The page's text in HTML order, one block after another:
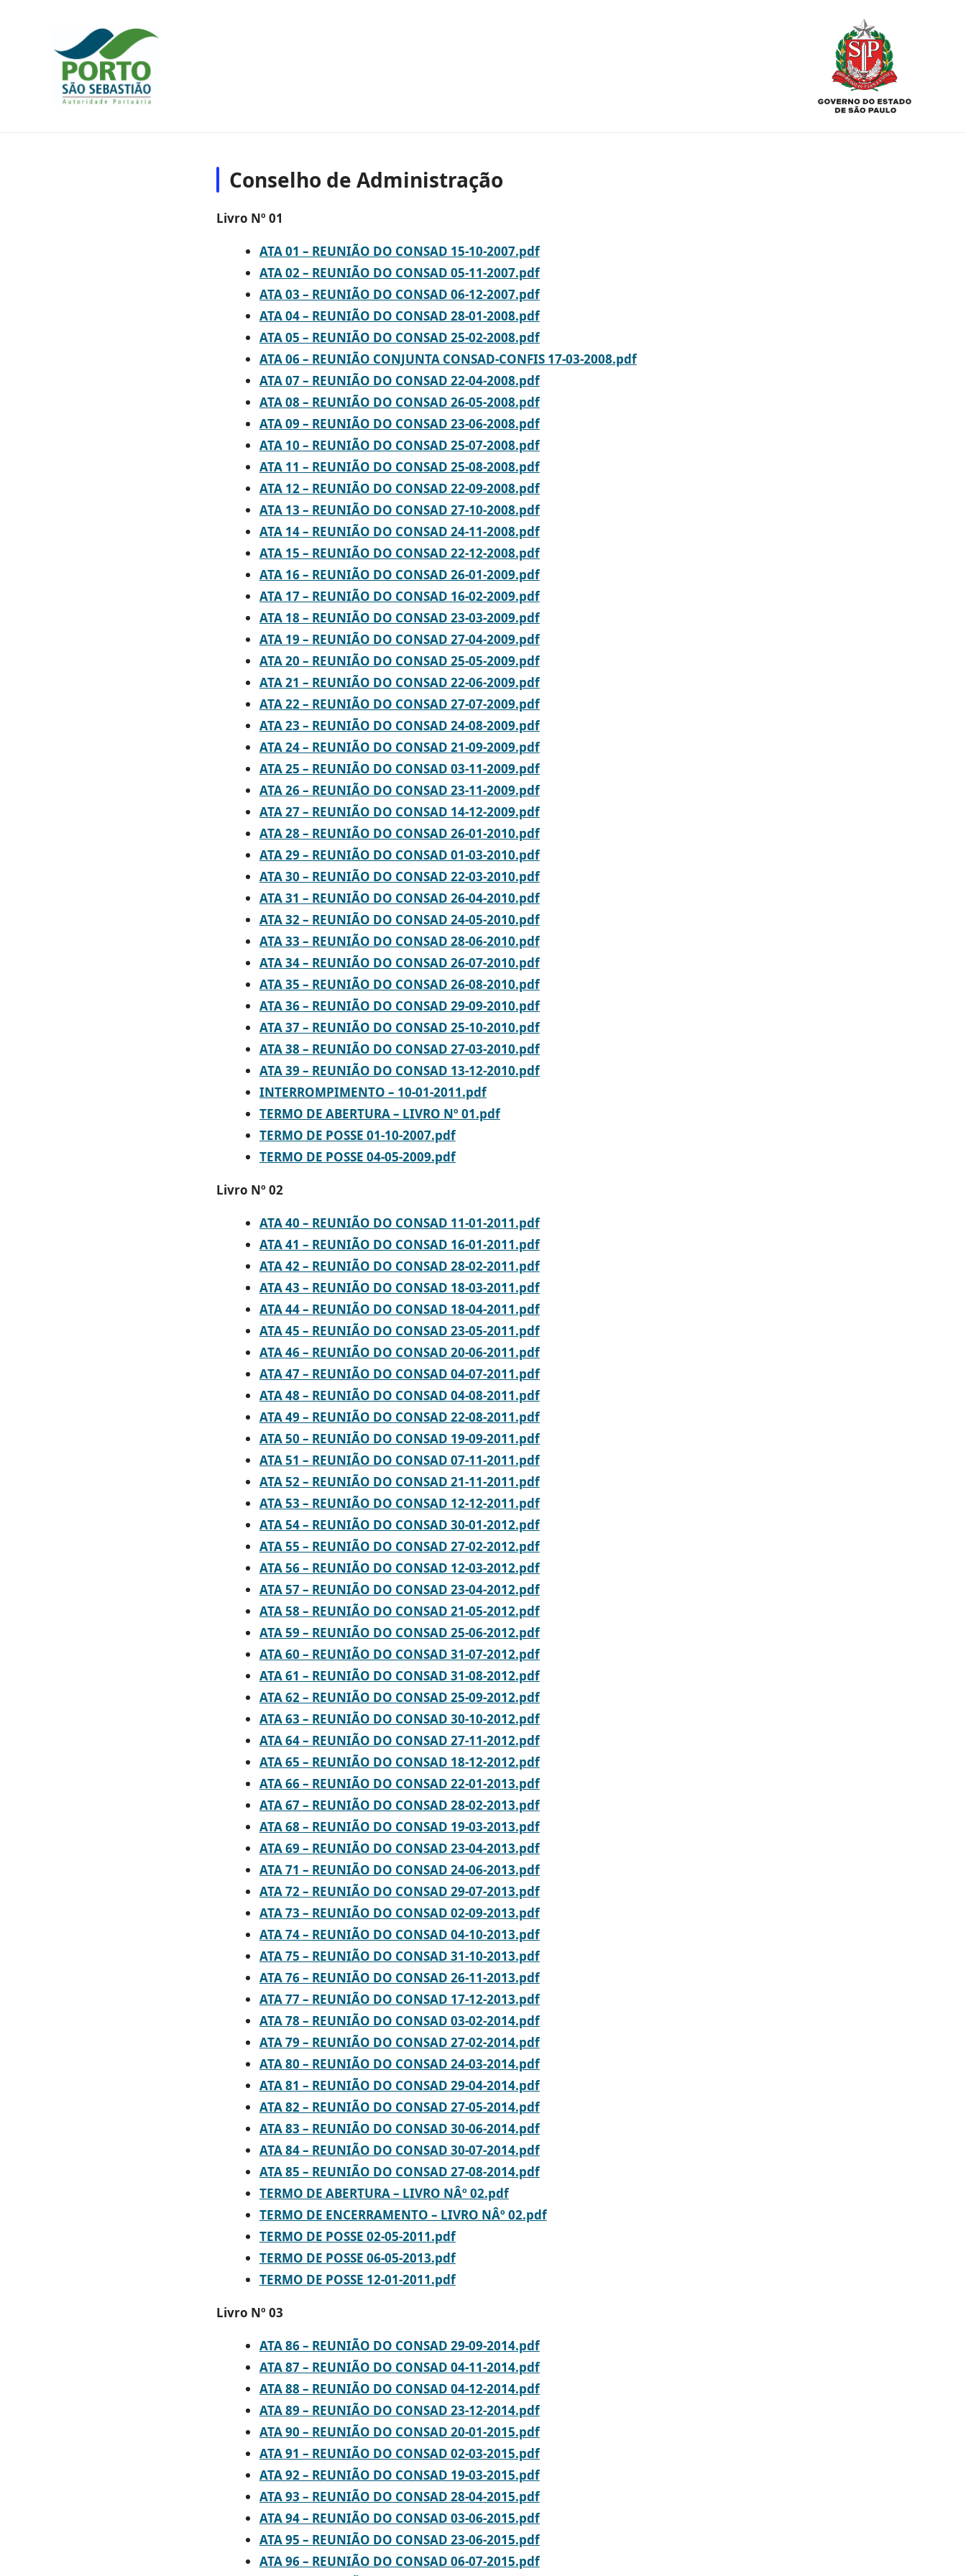
Conselho de Administração
Livro Nº 01
ATA 01 – REUNIÃO DO CONSAD 15-10-2007.pdf
ATA 02 – REUNIÃO DO CONSAD 05-11-2007.pdf
ATA 03 – REUNIÃO DO CONSAD 06-12-2007.pdf
ATA 04 – REUNIÃO DO CONSAD 28-01-2008.pdf
ATA 05 – REUNIÃO DO CONSAD 25-02-2008.pdf
ATA 06 – REUNIÃO CONJUNTA CONSAD-CONFIS 17-03-2008.pdf
ATA 07 – REUNIÃO DO CONSAD 22-04-2008.pdf
ATA 08 – REUNIÃO DO CONSAD 26-05-2008.pdf
ATA 09 – REUNIÃO DO CONSAD 23-06-2008.pdf
ATA 10 – REUNIÃO DO CONSAD 25-07-2008.pdf
ATA 11 – REUNIÃO DO CONSAD 25-08-2008.pdf
ATA 12 – REUNIÃO DO CONSAD 22-09-2008.pdf
ATA 13 – REUNIÃO DO CONSAD 27-10-2008.pdf
ATA 14 – REUNIÃO DO CONSAD 24-11-2008.pdf
ATA 15 – REUNIÃO DO CONSAD 22-12-2008.pdf
ATA 16 – REUNIÃO DO CONSAD 26-01-2009.pdf
ATA 17 – REUNIÃO DO CONSAD 16-02-2009.pdf
ATA 18 – REUNIÃO DO CONSAD 23-03-2009.pdf
ATA 19 – REUNIÃO DO CONSAD 27-04-2009.pdf
ATA 20 – REUNIÃO DO CONSAD 25-05-2009.pdf
ATA 21 – REUNIÃO DO CONSAD 22-06-2009.pdf
ATA 22 – REUNIÃO DO CONSAD 27-07-2009.pdf
ATA 23 – REUNIÃO DO CONSAD 24-08-2009.pdf
ATA 24 – REUNIÃO DO CONSAD 21-09-2009.pdf
ATA 25 – REUNIÃO DO CONSAD 03-11-2009.pdf
ATA 26 – REUNIÃO DO CONSAD 23-11-2009.pdf
ATA 27 – REUNIÃO DO CONSAD 14-12-2009.pdf
ATA 28 – REUNIÃO DO CONSAD 26-01-2010.pdf
ATA 29 – REUNIÃO DO CONSAD 01-03-2010.pdf
ATA 30 – REUNIÃO DO CONSAD 22-03-2010.pdf
ATA 31 – REUNIÃO DO CONSAD 26-04-2010.pdf
ATA 32 – REUNIÃO DO CONSAD 24-05-2010.pdf
ATA 33 – REUNIÃO DO CONSAD 28-06-2010.pdf
ATA 34 – REUNIÃO DO CONSAD 26-07-2010.pdf
ATA 35 – REUNIÃO DO CONSAD 26-08-2010.pdf
ATA 36 – REUNIÃO DO CONSAD 29-09-2010.pdf
ATA 37 – REUNIÃO DO CONSAD 25-10-2010.pdf
ATA 38 – REUNIÃO DO CONSAD 27-03-2010.pdf
ATA 39 – REUNIÃO DO CONSAD 13-12-2010.pdf
INTERROMPIMENTO – 10-01-2011.pdf
TERMO DE ABERTURA – LIVRO Nº 01.pdf
TERMO DE POSSE 01-10-2007.pdf
TERMO DE POSSE 04-05-2009.pdf
Livro Nº 02
ATA 40 – REUNIÃO DO CONSAD 11-01-2011.pdf
ATA 41 – REUNIÃO DO CONSAD 16-01-2011.pdf
ATA 42 – REUNIÃO DO CONSAD 28-02-2011.pdf
ATA 43 – REUNIÃO DO CONSAD 18-03-2011.pdf
ATA 44 – REUNIÃO DO CONSAD 18-04-2011.pdf
ATA 45 – REUNIÃO DO CONSAD 23-05-2011.pdf
ATA 46 – REUNIÃO DO CONSAD 20-06-2011.pdf
ATA 47 – REUNIÃO DO CONSAD 04-07-2011.pdf
ATA 48 – REUNIÃO DO CONSAD 04-08-2011.pdf
ATA 49 – REUNIÃO DO CONSAD 22-08-2011.pdf
ATA 50 – REUNIÃO DO CONSAD 19-09-2011.pdf
ATA 51 – REUNIÃO DO CONSAD 07-11-2011.pdf
ATA 52 – REUNIÃO DO CONSAD 21-11-2011.pdf
ATA 53 – REUNIÃO DO CONSAD 12-12-2011.pdf
ATA 54 – REUNIÃO DO CONSAD 30-01-2012.pdf
ATA 55 – REUNIÃO DO CONSAD 27-02-2012.pdf
ATA 56 – REUNIÃO DO CONSAD 12-03-2012.pdf
ATA 57 – REUNIÃO DO CONSAD 23-04-2012.pdf
ATA 58 – REUNIÃO DO CONSAD 21-05-2012.pdf
ATA 59 – REUNIÃO DO CONSAD 25-06-2012.pdf
ATA 60 – REUNIÃO DO CONSAD 31-07-2012.pdf
ATA 61 – REUNIÃO DO CONSAD 31-08-2012.pdf
ATA 62 – REUNIÃO DO CONSAD 25-09-2012.pdf
ATA 63 – REUNIÃO DO CONSAD 30-10-2012.pdf
ATA 64 – REUNIÃO DO CONSAD 27-11-2012.pdf
ATA 65 – REUNIÃO DO CONSAD 18-12-2012.pdf
ATA 66 – REUNIÃO DO CONSAD 22-01-2013.pdf
ATA 67 – REUNIÃO DO CONSAD 28-02-2013.pdf
ATA 68 – REUNIÃO DO CONSAD 19-03-2013.pdf
ATA 69 – REUNIÃO DO CONSAD 23-04-2013.pdf
ATA 71 – REUNIÃO DO CONSAD 24-06-2013.pdf
ATA 72 – REUNIÃO DO CONSAD 29-07-2013.pdf
ATA 73 – REUNIÃO DO CONSAD 02-09-2013.pdf
ATA 74 – REUNIÃO DO CONSAD 04-10-2013.pdf
ATA 75 – REUNIÃO DO CONSAD 31-10-2013.pdf
ATA 76 – REUNIÃO DO CONSAD 26-11-2013.pdf
ATA 77 – REUNIÃO DO CONSAD 17-12-2013.pdf
ATA 78 – REUNIÃO DO CONSAD 03-02-2014.pdf
ATA 79 – REUNIÃO DO CONSAD 27-02-2014.pdf
ATA 80 – REUNIÃO DO CONSAD 24-03-2014.pdf
ATA 81 – REUNIÃO DO CONSAD 29-04-2014.pdf
ATA 82 – REUNIÃO DO CONSAD 27-05-2014.pdf
ATA 83 – REUNIÃO DO CONSAD 30-06-2014.pdf
ATA 84 – REUNIÃO DO CONSAD 30-07-2014.pdf
ATA 85 – REUNIÃO DO CONSAD 27-08-2014.pdf
TERMO DE ABERTURA – LIVRO NÂº 02.pdf
TERMO DE ENCERRAMENTO – LIVRO NÂº 02.pdf
TERMO DE POSSE 02-05-2011.pdf
TERMO DE POSSE 06-05-2013.pdf
TERMO DE POSSE 12-01-2011.pdf
Livro Nº 03
ATA 86 – REUNIÃO DO CONSAD 29-09-2014.pdf
ATA 87 – REUNIÃO DO CONSAD 04-11-2014.pdf
ATA 88 – REUNIÃO DO CONSAD 04-12-2014.pdf
ATA 89 – REUNIÃO DO CONSAD 23-12-2014.pdf
ATA 90 – REUNIÃO DO CONSAD 20-01-2015.pdf
ATA 91 – REUNIÃO DO CONSAD 02-03-2015.pdf
ATA 92 – REUNIÃO DO CONSAD 19-03-2015.pdf
ATA 93 – REUNIÃO DO CONSAD 28-04-2015.pdf
ATA 94 – REUNIÃO DO CONSAD 03-06-2015.pdf
ATA 95 – REUNIÃO DO CONSAD 23-06-2015.pdf
ATA 96 – REUNIÃO DO CONSAD 06-07-2015.pdf